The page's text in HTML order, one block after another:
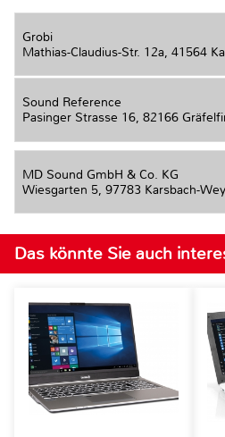
Grobi
Mathias-Claudius-Str. 12a, 41564
Sound Reference
Pasinger Strasse 16, 82166
MD Sound GmbH & Co. KG
Wiesgarten 5, 97783 Karsbach-
Das könnte Sie auch